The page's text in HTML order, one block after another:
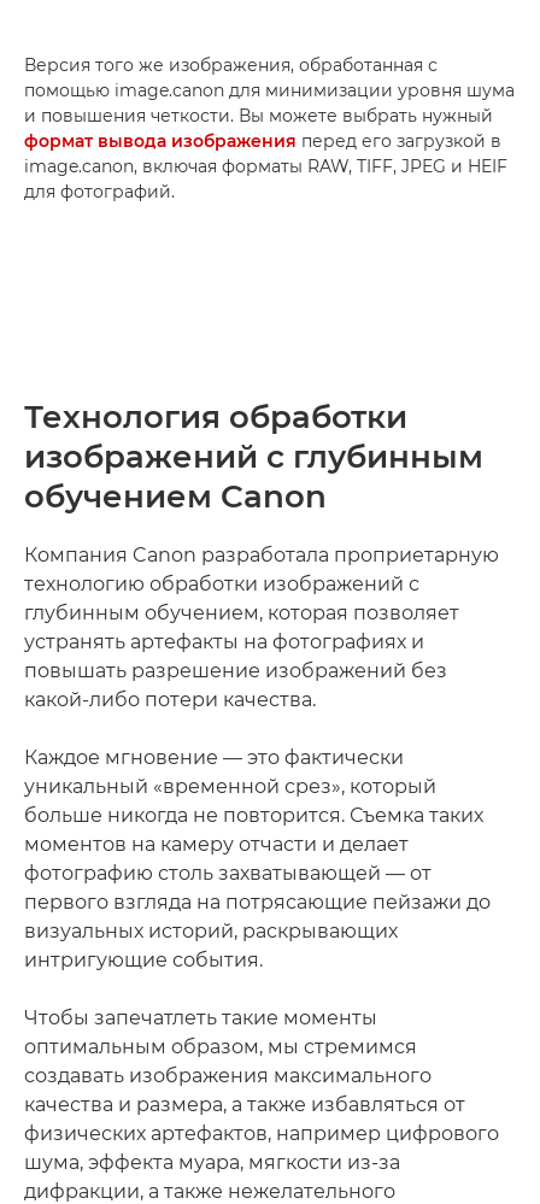
Версия того же изображения, обработанная с
помощью image.canon для минимизации уровня шума
и повышения четкости. Вы можете выбрать нужный
формат вывода изображения перед его загрузкой в
image.canon, включая форматы RAW, TIFF, JPEG и HEIF
для фотографий.
Технология обработки
изображений с глубинным
обучением Canon
Компания Canon разработала проприетарную
технологию обработки изображений с
глубинным обучением, которая позволяет
устранять артефакты на фотографиях и
повышать разрешение изображений без
какой-либо потери качества.
Каждое мгновение — это фактически
уникальный «временной срез», который
больше никогда не повторится. Съемка таких
моментов на камеру отчасти и делает
фотографию столь захватывающей — от
первого взгляда на потрясающие пейзажи до
визуальных историй, раскрывающих
интригующие события.
Чтобы запечатлеть такие моменты
оптимальным образом, мы стремимся
создавать изображения максимального
качества и размера, а также избавляться от
физических артефактов, например цифрового
шума, эффекта муара, мягкости из-за
дифракции, а также нежелательного